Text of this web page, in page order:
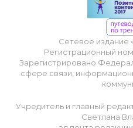
Сетевое издание
Регистрационный
Зарегистрировано
сфере связи,
Учредитель и главный
Светлана